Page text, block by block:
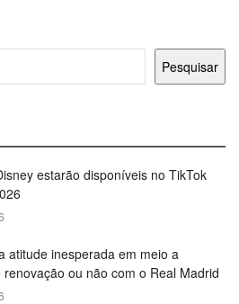
Pesquisar
estarão disponíveis no TikTok
atitude inesperada em meio a
renovação ou não com o Real Madrid